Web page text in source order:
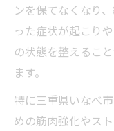
ンを保てなくなり
った症状が起こり
の状態を整えるこ
ます。
特に三重県いなべ
めの筋肉強化やス